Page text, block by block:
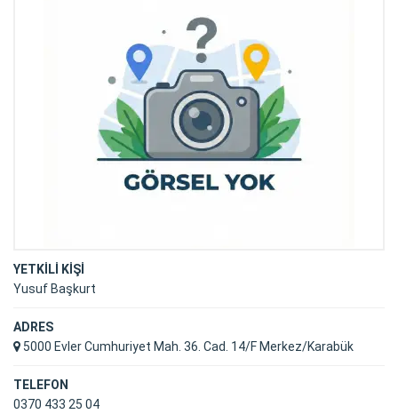
YETKİLİ KİŞİ
Yusuf Başkurt
ADRES
5000 Evler Cumhuriyet Mah. 36. Cad. 14/F Merkez/Karabük
TELEFON
0370 433 25 04